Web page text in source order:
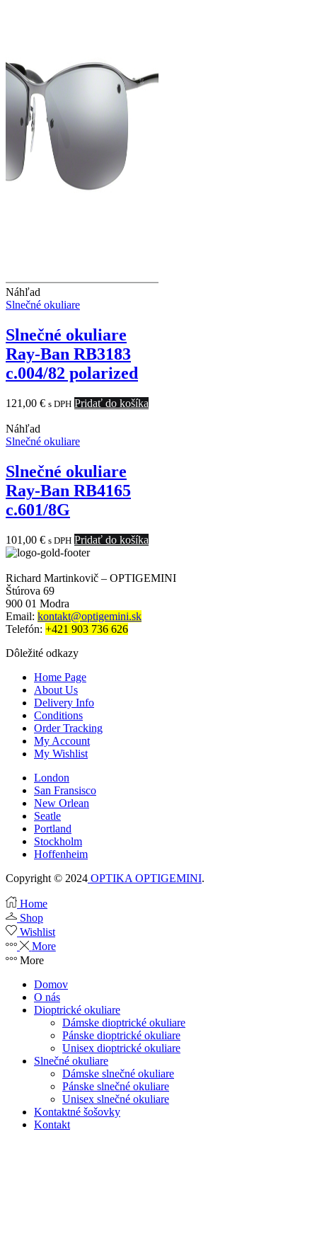
Náhľad
Slnečné okuliare
Slnečné okuliare
Ray-Ban RB3183
c.004/82 polarized
121,00 € s DPH Pridať do košíka
Náhľad
Slnečné okuliare
Slnečné okuliare
Ray-Ban RB4165
c.601/8G
101,00 € s DPH Pridať do košíka
Richard Martinkovič – OPTIGEMINI
Štúrova 69
900 01 Modra
Email: kontakt@optigemini.sk
Telefón: +421 903 736 626
Dôležité odkazy
Home Page
About Us
Delivery Info
Conditions
Order Tracking
My Account
My Wishlist
London
San Fransisco
New Orlean
Seatle
Portland
Stockholm
Hoffenheim
Copyright © 2024 OPTIKA OPTIGEMINI.
Home
Shop
Wishlist
More
More
Domov
O nás
Dioptrické okuliare
Dámske dioptrické okuliare
Pánske dioptrické okuliare
Unisex dioptrické okuliare
Slnečné okuliare
Dámske slnečné okuliare
Pánske slnečné okuliare
Unisex slnečné okuliare
Kontaktné šošovky
Kontakt